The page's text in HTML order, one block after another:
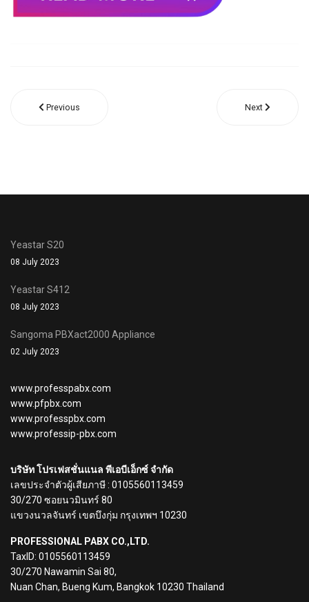
Previous Next
Yeastar S20
08 July 2023
Yeastar S412
08 July 2023
Sangoma PBXact2000 Appliance
02 July 2023
www.professpabx.com
www.pfpbx.com
www.professpbx.com
www.professip-pbx.com
บริษัท โปรเฟสชั่นแนล พีเอบีเอ็กซ์ จำกัด
เลขประจำตัวผู้เสียภาษี : 0105560113459
30/270 ซอยนวมินทร์ 80
แขวงนวลจันทร์ เขตบึงกุ่ม กรุงเทพฯ 10230
PROFESSIONAL PABX CO.,LTD.
TaxID: 0105560113459
30/270 Nawamin Sai 80,
Nuan Chan, Bueng Kum, Bangkok 10230 Thailand